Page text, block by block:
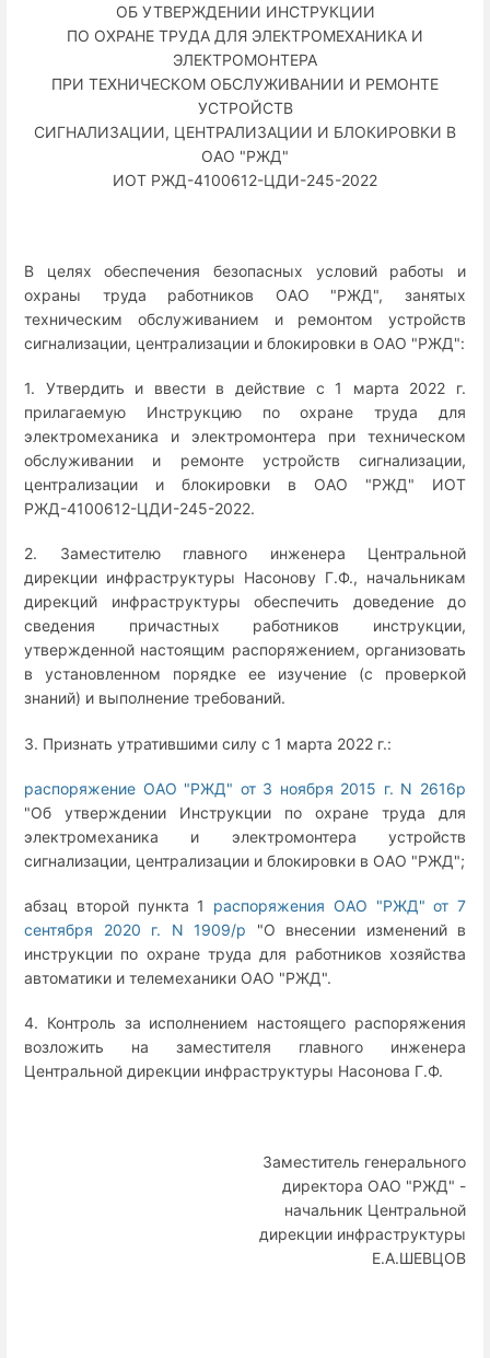
ОБ УТВЕРЖДЕНИИ ИНСТРУКЦИИ
ПО ОХРАНЕ ТРУДА ДЛЯ ЭЛЕКТРОМЕХАНИКА И
ЭЛЕКТРОМОНТЕРА
ПРИ ТЕХНИЧЕСКОМ ОБСЛУЖИВАНИИ И РЕМОНТЕ
УСТРОЙСТВ
СИГНАЛИЗАЦИИ, ЦЕНТРАЛИЗАЦИИ И БЛОКИРОВКИ В
ОАО "РЖД"
ИОТ РЖД-4100612-ЦДИ-245-2022
В целях обеспечения безопасных условий работы и
охраны труда работников ОАО "РЖД", занятых
техническим обслуживанием и ремонтом устройств
сигнализации, централизации и блокировки в ОАО "РЖД":
1. Утвердить и ввести в действие с 1 марта 2022 г.
прилагаемую Инструкцию по охране труда для
электромеханика и электромонтера при техническом
обслуживании и ремонте устройств сигнализации,
централизации и блокировки в ОАО "РЖД" ИОТ
РЖД-4100612-ЦДИ-245-2022.
2. Заместителю главного инженера Центральной
дирекции инфраструктуры Насонову Г.Ф., начальникам
дирекций инфраструктуры обеспечить доведение до
сведения причастных работников инструкции,
утвержденной настоящим распоряжением, организовать
в установленном порядке ее изучение (с проверкой
знаний) и выполнение требований.
3. Признать утратившими силу с 1 марта 2022 г.:
распоряжение ОАО "РЖД" от 3 ноября 2015 г. N 2616р
"Об утверждении Инструкции по охране труда для
электромеханика и электромонтера устройств
сигнализации, централизации и блокировки в ОАО "РЖД";
абзац второй пункта 1 распоряжения ОАО "РЖД" от 7
сентября 2020 г. N 1909/р "О внесении изменений в
инструкции по охране труда для работников хозяйства
автоматики и телемеханики ОАО "РЖД".
4. Контроль за исполнением настоящего распоряжения
возложить на заместителя главного инженера
Центральной дирекции инфраструктуры Насонова Г.Ф.
Заместитель генерального
директора ОАО "РЖД" -
начальник Центральной
дирекции инфраструктуры
Е.А.ШЕВЦОВ